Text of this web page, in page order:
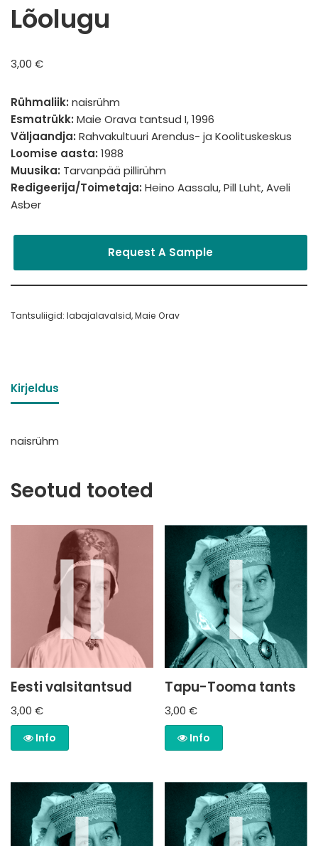
Lõolugu
3,00 €
Rühmaliik: naisrühm
Esmatrükk: Maie Orava tantsud I, 1996
Väljaandja: Rahvakultuuri Arendus- ja Koolituskeskus
Loomise aasta: 1988
Muusika: Tarvanpää pillirühm
Redigeerija/Toimetaja: Heino Aassalu, Pill Luht, Aveli
Asber
Request A Sample
Tantsuliigid: labajalavalsid,Maie Orav
Kirjeldus
naisrühm
Seotud tooted
Eesti valsitantsud
3,00 €
Info
Tapu-Tooma tants
3,00€
Info